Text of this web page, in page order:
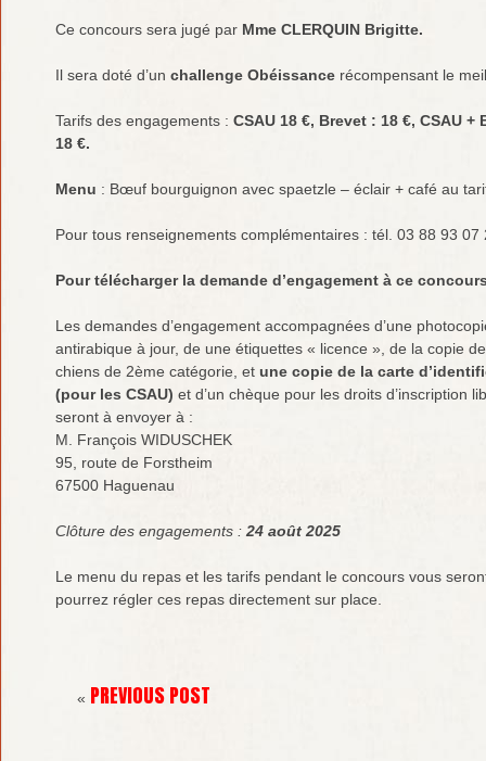
Ce concours sera jugé par Mme CLERQUIN Brigitte.
Il sera doté d’un challenge Obéissance récompensant le
Tarifs des engagements : CSAU 18 €, Brevet : 18 €, CSAU
18 €.
Menu : Bœuf bourguignon avec spaetzle – éclair + café au
Pour tous renseignements complémentaires : tél. 03 88 93
Pour télécharger la demande d’engagement à ce
Les demandes d’engagement accompagnées d’une
antirabique à jour, de une étiquettes « licence », de la copie
chiens de 2ème catégorie, et une copie de la carte
(pour les CSAU) et d’un chèque pour les droits d’inscription
seront à envoyer à :
M. François WIDUSCHEK
95, route de Forstheim
67500 Haguenau
Clôture des engagements : 24 août 2025
Le menu du repas et les tarifs pendant le concours vous
pourrez régler ces repas directement sur place.
« PREVIOUS POST